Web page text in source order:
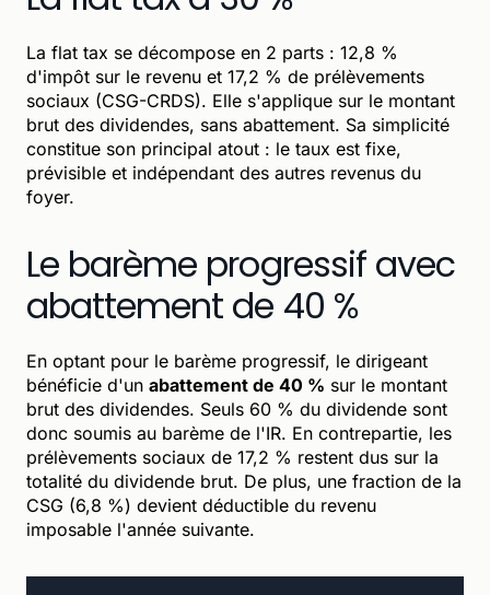
La flat tax se décompose en 2 parts : 12,8 %
d'impôt sur le revenu et 17,2 % de prélèvements
sociaux (CSG-CRDS). Elle s'applique sur le montant
brut des dividendes, sans abattement. Sa simplicité
constitue son principal atout : le taux est fixe,
prévisible et indépendant des autres revenus du
foyer.
Le barème progressif avec
abattement de 40 %
En optant pour le barème progressif, le dirigeant
bénéficie d'un abattement de 40 % sur le montant
brut des dividendes. Seuls 60 % du dividende sont
donc soumis au barème de l'IR. En contrepartie, les
prélèvements sociaux de 17,2 % restent dus sur la
totalité du dividende brut. De plus, une fraction de la
CSG (6,8 %) devient déductible du revenu
imposable l'année suivante.